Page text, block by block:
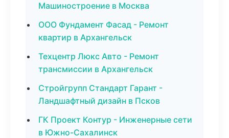
Машиностроение в Москва
ООО Фундамент Фасад - Ремонт
квартир в Архангельск
Техцентр Люкс Авто - Ремонт
трансмиссии в Архангельск
Стройгрупп Стандарт Гарант -
Ландшафтный дизайн в Псков
ГК Проект Контур - Инженерные сети
в Южно-Сахалинск